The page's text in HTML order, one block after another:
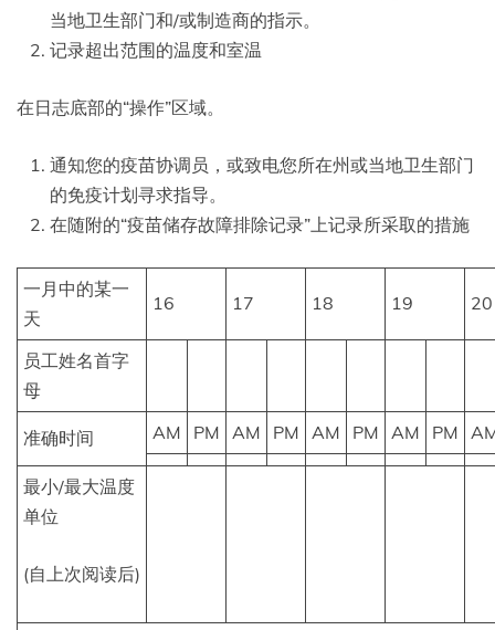
当地卫生部门和/或制造商的指示。
记录超出范围的温度和室温
在日志底部的“操作”区域。
通知您的疫苗协调员，或致电您所在州或当地卫生部门
的免疫计划寻求指导。
在随附的“疫苗储存故障排除记录”上记录所采取的措施
一月中的某一
天
16 17 18 19 20
员工姓名首字
母
准确时间 AM PM AM PM AM PM AM PM
最小/最大温度
单位
(自上次阅读后)